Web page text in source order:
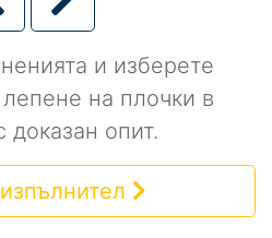
и изберете
на плочки в
доказан опит.